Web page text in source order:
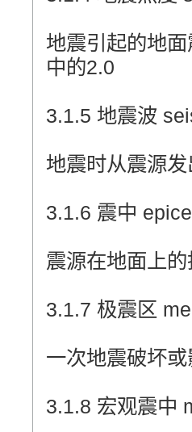
地震引起的地
中的2.0
3.1.5 地震波
地震时从震源
3.1.6 震中
震源在地面上
3.1.7 极震区
一次地震破坏
3.1.8 宏观震中